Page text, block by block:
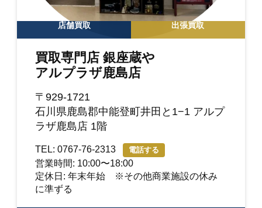
店舗買取 出張買取
買取専門店 銀座蔵や
アルプラザ鹿島店
〒929-1721
石川県鹿島郡中能登町井田と1−1 アルプ
ラザ鹿島店 1階
TEL: 0767-76-2313 電話する
営業時間: 10:00〜18:00
定休日: 年末年始 ※その他商業施設の休み
に準ずる